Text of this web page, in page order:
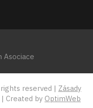
Asociace
reserved | Zásady
| Created by OptimWeb